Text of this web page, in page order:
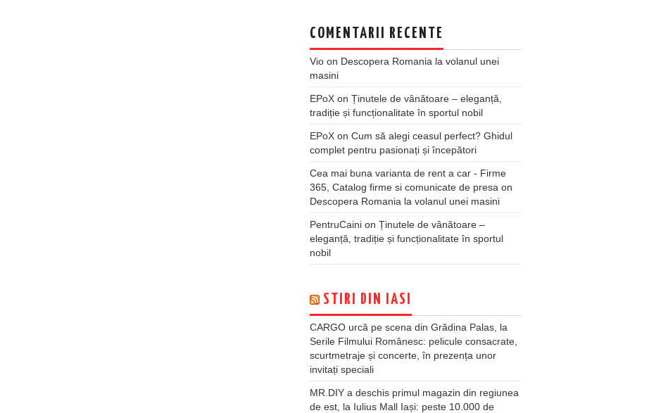
COMENTARII RECENTE
Vio on Descopera Romania la volanul unei
masini
EPoX on Ținutele de vânătoare – eleganță,
tradiție și funcționalitate în sportul nobil
EPoX on Cum să alegi ceasul perfect? Ghidul
complet pentru pasionați și începători
Cea mai buna varianta de rent a car - Firme
365, Catalog firme si comunicate de presa on
Descopera Romania la volanul unei masini
PentruCaini on Ținutele de vânătoare –
eleganță, tradiție și funcționalitate în sportul
nobil
STIRI DIN IASI
CARGO urcă pe scena din Grădina Palas, la
Serile Filmului Românesc: pelicule consacrate,
scurtmetraje și concerte, în prezența unor
invitați speciali
MR.DIY a deschis primul magazin din regiunea
de est, la Iulius Mall Iași: peste 10.000 de